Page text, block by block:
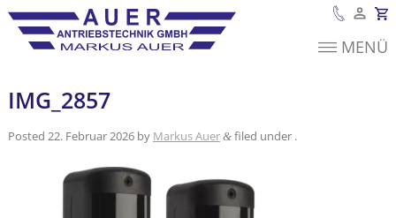
Es befinden sichMENÜ
IMG_2857
Posted 22. Februar 2026by Markus Auer &filed under .